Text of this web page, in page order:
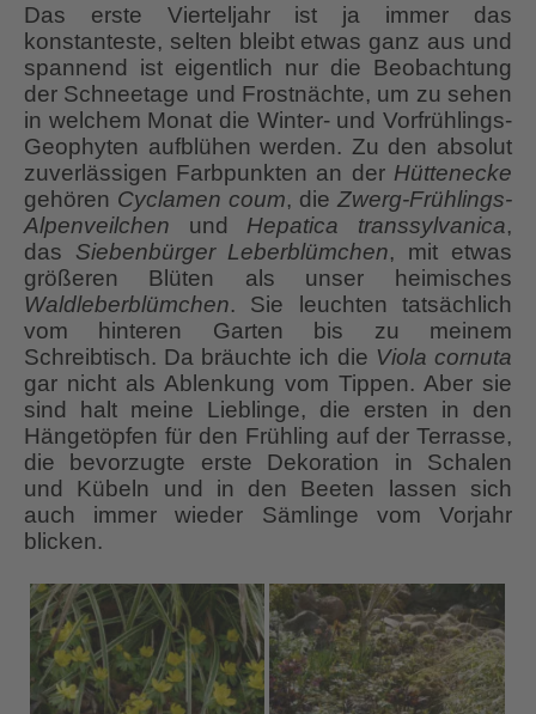
Das erste Vierteljahr ist ja immer das
konstanteste, selten bleibt etwas ganz aus und
spannend ist eigentlich nur die Beobachtung
der Schneetage und Frostnächte, um zu sehen
in welchem Monat die Winter- und Vorfrühlings-
Geophyten aufblühen werden. Zu den absolut
zuverlässigen Farbpunkten an der Hüttenecke
gehören Cyclamen coum, die Zwerg-Frühlings-
Alpenveilchen und Hepatica transsylvanica,
das Siebenbürger Leberblümchen, mit etwas
größeren Blüten als unser heimisches
Waldleberblümchen. Sie leuchten tatsächlich
vom hinteren Garten bis zu meinem
Schreibtisch. Da bräuchte ich die Viola cornuta
gar nicht als Ablenkung vom Tippen. Aber sie
sind halt meine Lieblinge, die ersten in den
Hängetöpfen für den Frühling auf der Terrasse,
die bevorzugte erste Dekoration in Schalen
und Kübeln und in den Beeten lassen sich
auch immer wieder Sämlinge vom Vorjahr
blicken.